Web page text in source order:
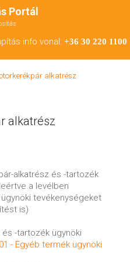
Portál
info vonal: +36 30 220 1100
alkatrész
alkatrész
alkatrész és -tartozék
a levélben
tevékenységeket
is)
-tartozék ügynöki
- Egyéb termék ügynöki